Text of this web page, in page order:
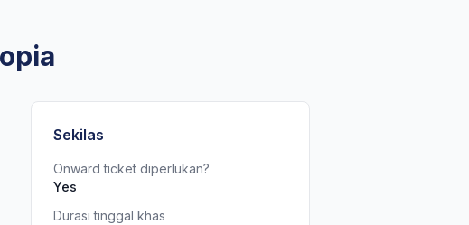
Sekilas
Onward ticket diperlukan?
Yes
Durasi tinggal khas